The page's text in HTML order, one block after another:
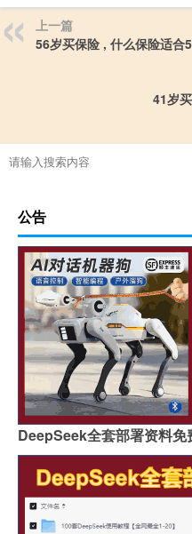
上一篇
56岁买保险 , 什么保险适合
41岁
公告
DeepSeek全套部署资料免